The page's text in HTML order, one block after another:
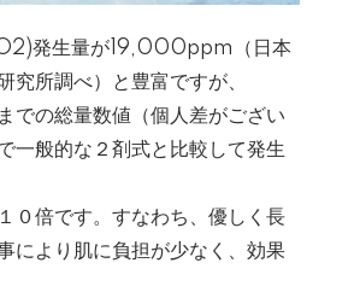
発生量が19,000ppm（日本
究所調べ）と豊富ですが、
での総量数値（個人差がござい
一般的な２剤式と比較して発生
０倍です。すなわち、優しく長
により肌に負担が少なく、効果